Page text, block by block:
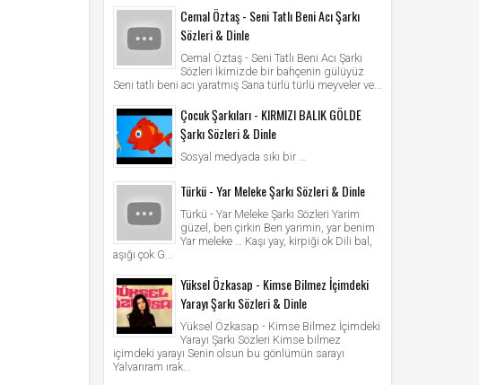
Cemal Öztaş - Seni Tatlı Beni Acı Şarkı
Sözleri & Dinle
Cemal Öztaş - Seni Tatlı Beni Acı Şarkı
Sözleri İkimizde bir bahçenin gülüyüz
Seni tatlı beni acı yaratmış Sana türlü türlü meyveler ve...
Çocuk Şarkıları - KIRMIZI BALIK GÖLDE
Şarkı Sözleri & Dinle
Sosyal medyada sıkı bir ...
Türkü - Yar Meleke Şarkı Sözleri & Dinle
Türkü - Yar Meleke Şarkı Sözleri Yarim
güzel, ben çirkin Ben yarimin, yar benim
Yar meleke … Kaşı yay, kirpiği ok Dili bal,
aşığı çok G...
Yüksel Özkasap - Kimse Bilmez İçimdeki
Yarayı Şarkı Sözleri & Dinle
Yüksel Özkasap - Kimse Bilmez İçimdeki
Yarayı Şarkı Sözleri Kimse bilmez
içimdeki yarayı Senin olsun bu gönlümün sarayı
Yalvarıram ırak...